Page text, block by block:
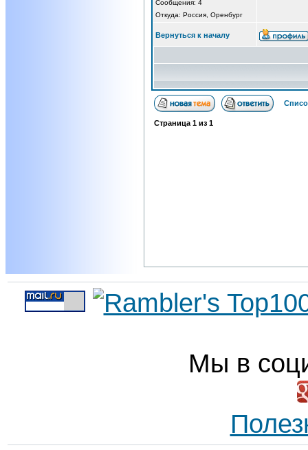
Сообщения: 4
Откуда: Россия, Оренбург
Вернуться к началу
Страница 1 из 1
Мы в